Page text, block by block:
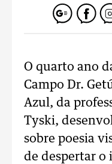
O quarto ano
Campo Dr.
Azul, da
Tyski,
sobre poesia
de despertar o